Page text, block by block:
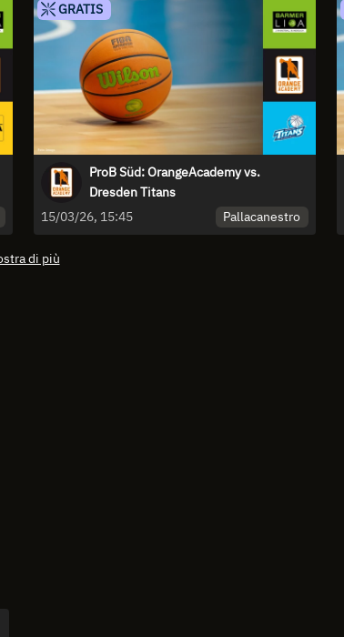
GRATIS
ProB Süd: OrangeAcademy vs.
Dresden Titans
15/03/26, 15:45
Pallacanestro
di più